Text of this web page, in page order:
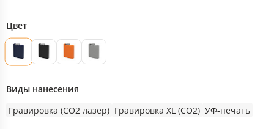
Цвет
Виды нанесения
Гравировка (CO2 лазер) Гравировка XL (СО2) УФ-печать